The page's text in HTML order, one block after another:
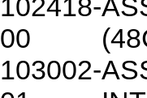
102418-
00
103002-